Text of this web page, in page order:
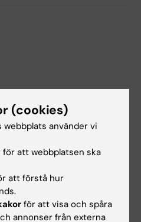
(cookies)
använder vi
för att webbplatsen ska
att förstå hur
för att visa och spåra
annonser från externa